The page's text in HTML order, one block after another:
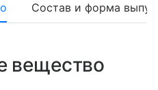
Состав и форма
вещество